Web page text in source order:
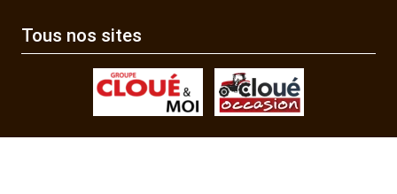
Tous nos sites